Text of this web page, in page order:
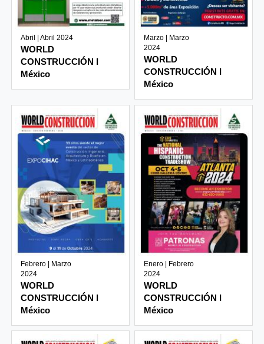
Abril | Abril 2024
WORLD
CONSTRUCCIÓN I
México
Marzo | Marzo
2024
WORLD
CONSTRUCCIÓN I
México
Febrero | Marzo
2024
WORLD
CONSTRUCCIÓN I
México
Enero | Febrero
2024
WORLD
CONSTRUCCIÓN I
México